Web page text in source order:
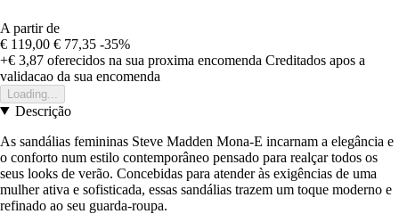
A partir de
€ 119,00 € 77,35 -35%
+€ 3,87 oferecidos na sua proxima encomenda Creditados apos a
validacao da sua encomenda
Loading...
Descrição
As sandálias femininas Steve Madden Mona-E incarnam a elegância e
o conforto num estilo contemporâneo pensado para realçar todos os
seus looks de verão. Concebidas para atender às exigências de uma
mulher ativa e sofisticada, essas sandálias trazem um toque moderno e
refinado ao seu guarda-roupa.